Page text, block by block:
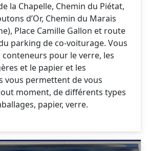
la Chapelle, Chemin du Piétat,
d’Or, Chemin du Marais
Place Camille Gallon et route
parking de co-voiturage. Vous
pour le verre, les
et le papier et les
vous permettent de vous
moment, de différents types
papier, verre.